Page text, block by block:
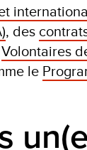
, des
Volontaires
le